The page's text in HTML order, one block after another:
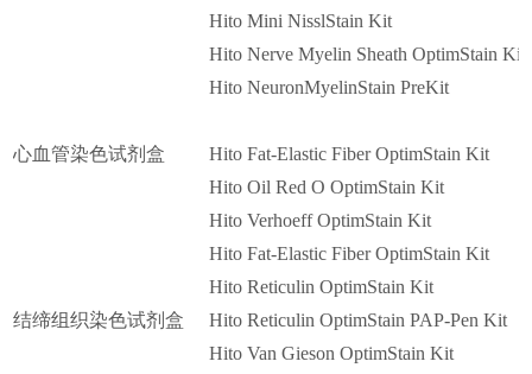
Hito Mini NisslStain Kit
Hito Nerve Myelin Sheath OptimStain Kit
Hito NeuronMyelinStain PreKit
心血管染色试剂盒
Hito Fat-Elastic Fiber OptimStain Kit
Hito Oil Red O OptimStain Kit
Hito Verhoeff OptimStain Kit
结缔组织染色试剂盒
Hito Fat-Elastic Fiber OptimStain Kit
Hito Reticulin OptimStain Kit
Hito Reticulin OptimStain PAP-Pen Kit
Hito Van Gieson OptimStain Kit